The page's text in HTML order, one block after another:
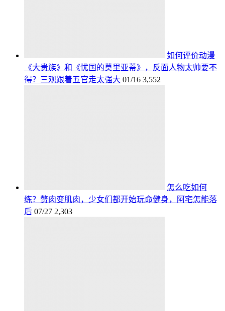
如何评价动漫
《大贵族》和《忧国的莫里亚蒂》，反面人物太帅要不
得？三观跟着五官走太强大 01/16 3,552
怎么吃如何
练？赘肉变肌肉，少女们都开始玩命健身，阿宅怎能落
后 07/27 2,303